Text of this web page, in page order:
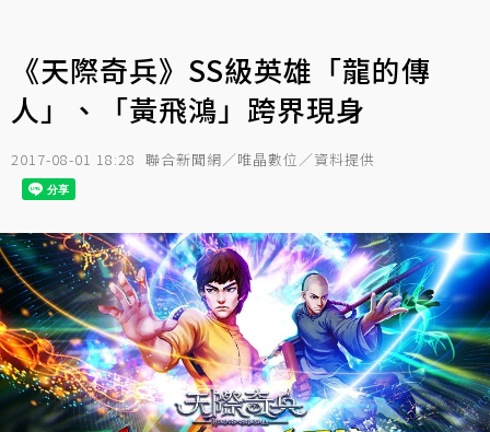
《天際奇兵》SS級英雄「龍的傳
人」、「黃飛鴻」跨界現身
2017-08-01 18:28 聯合新聞網／唯晶數位／資料提供